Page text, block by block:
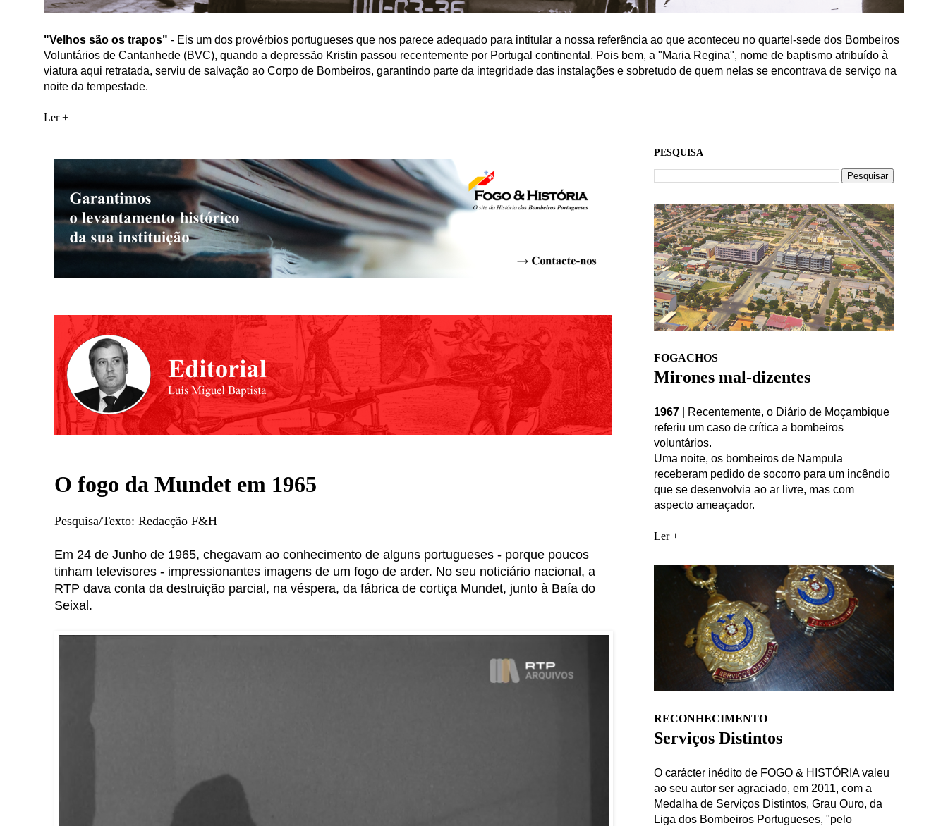
"Velhos são os trapos" - Eis um dos provérbios portugueses que nos parece adequado para intitular a nossa referência ao que aconteceu no quartel-sede dos Bombeiros
Voluntários de Cantanhede (BVC), quando a depressão Kristin passou recentemente por Portugal continental. Pois bem, a "Maria Regina", nome de baptismo atribuído à
viatura aqui retratada, serviu de salvação ao Corpo de Bombeiros, garantindo parte da integridade das instalações e sobretudo de quem nelas se encontrava de serviço na
noite da tempestade.
Ler +
O fogo da Mundet em 1965
Pesquisa/Texto: Redacção F&H
Em 24 de Junho de 1965, chegavam ao conhecimento de alguns portugueses - porque poucos
tinham televisores - impressionantes imagens de um fogo de arder. No seu noticiário nacional, a
RTP dava conta da destruição parcial, na véspera, da fábrica de cortiça Mundet, junto à Baía do
Seixal.
PESQUISA
FOGACHOS
Mirones mal-dizentes
1967
Recentemente, o Diário de Moçambique
referiu um caso de crítica a bombeiros
voluntários.
Uma noite, os bombeiros de Nampula
receberam pedido de socorro para um incêndio
que se desenvolvia ao ar livre, mas com
aspecto ameaçador.
Ler +
RECONHECIMENTO
Serviços Distintos
O carácter inédito de FOGO & HISTÓRIA valeu
ao seu autor ser agraciado, em 2011, com a
Medalha de Serviços Distintos, Grau Ouro, da
Liga dos Bombeiros Portugueses, "pelo